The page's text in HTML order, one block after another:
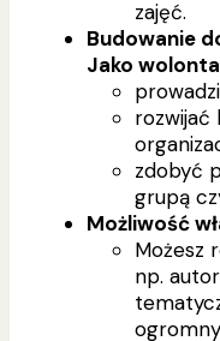
zajęć.
Budowanie
Jako
rozwijać
zdobyć
grupą
Możliwość
Możesz
np.